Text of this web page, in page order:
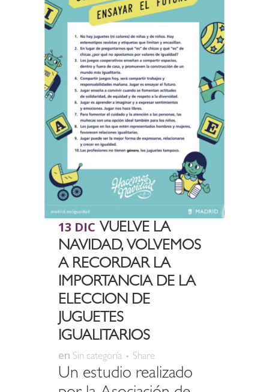
13 DIC VUELVE LA
NAVIDAD, VOLVEMOS
A RECORDAR LA
IMPORTANCIA DE LA
ELECCION DE
JUGUETES
IGUALITARIOS
en Sin categoría Share
Un estudio realizado